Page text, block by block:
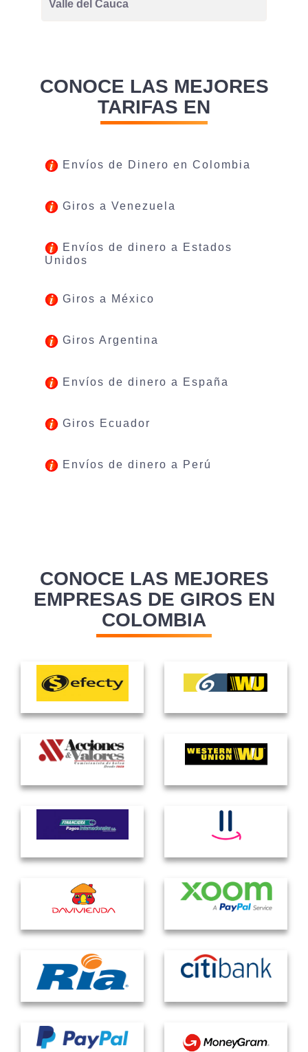
Valle del Cauca
CONOCE LAS MEJORES
TARIFAS EN
Envíos de Dinero en Colombia
Giros a Venezuela
Envíos de dinero a Estados
Unidos
Giros a México
Giros Argentina
Envíos de dinero a España
Giros Ecuador
Envíos de dinero a Perú
CONOCE LAS MEJORES
EMPRESAS DE GIROS EN
COLOMBIA